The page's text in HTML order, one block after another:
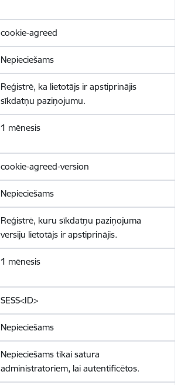
cookie-agreed
Nepieciešams
Reģistrē, ka lietotājs ir apstiprinājis
sīkdatņu paziņojumu.
1 mēnesis
cookie-agreed-version
Nepieciešams
Reģistrē, kuru sīkdatņu paziņojuma
versiju lietotājs ir apstiprinājis.
1 mēnesis
SESS<ID>
Nepieciešams
Nepieciešams tikai satura
administratoriem, lai autentificētos.